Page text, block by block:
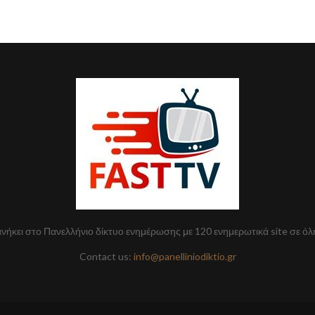
στο Πανελλήνιο δίκτυο ενημέρωσης με 120 ενημερωτικά site σε
Contact us: info@panelliniodiktio.gr